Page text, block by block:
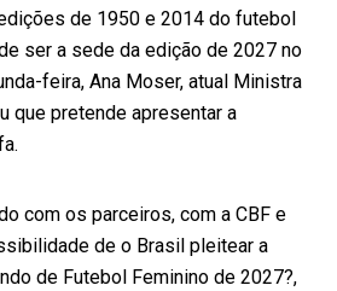
de 1950 e 2014 do futebol
ser a sede da edição de 2027 no
feira, Ana Moser, atual Ministra
que pretende apresentar a
com os parceiros, com a CBF e
de o Brasil pleitear a
de Futebol Feminino de 2027?,